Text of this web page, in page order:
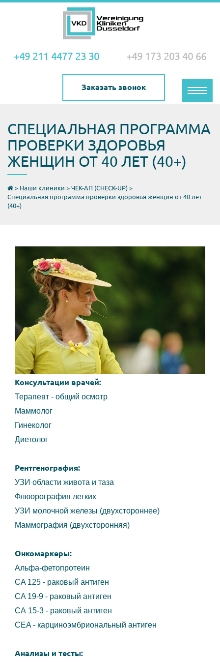
+49 211 4477 23 30 +49 173 203 40 66
Заказать звонок
Toggle
СПЕЦИАЛЬНАЯ ПРОГРАММА
ПРОВЕРКИ ЗДОРОВЬЯ
ЖЕНЩИН ОТ 40 ЛЕТ (40+)
> Наши клиники > ЧЕК-АП (CHECK-UP) >
Специальная программа проверки здоровья женщин от 40 лет
(40+)
Консультации врачей:
Терапевт - общий осмотр
Маммолог
Гинеколог
Диетолог
Рентгенография:
УЗИ области живота и таза
Флюорография легких
УЗИ молочной железы (двухстороннее)
Маммография (двухсторонняя)
Онкомаркеры:
Альфа-фетопротеин
CA 125 - раковый антиген
CA 19-9 - раковый антиген
CA 15-3 - раковый антиген
CEA - карциноэмбриональный антиген
Анализы и тесты: